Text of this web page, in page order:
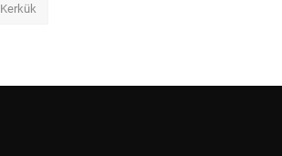
Kerkük